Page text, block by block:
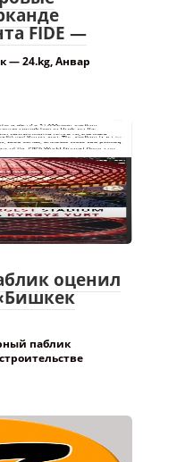
FIDE —
— 24.kg, Анвар
оценил
паблик